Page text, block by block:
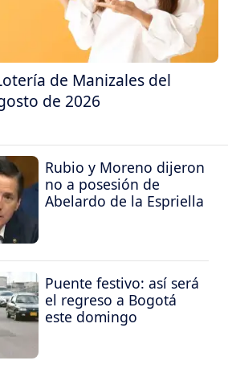
de Manizales del
de 2026
Rubio y Moreno dijeron
no a posesión de
Abelardo de la Espriella
Puente festivo: así será
el regreso a Bogotá
este domingo